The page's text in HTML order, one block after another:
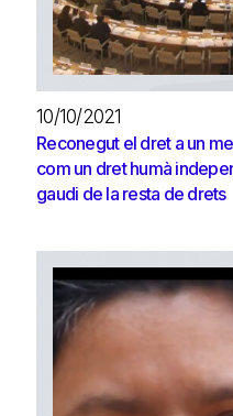
10/10/2021
Reconegut el dret a un
com un dret humà
gaudi de la resta de drets